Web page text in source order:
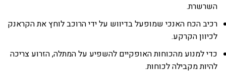
השרשרת.
רכיב הכח האנכי שמופעל בדיווש על ידי הרוכב לוחץ את הקראנק
לכיוון הקרקע.
כדי למנוע מהכוחות האופקיים להשפיע על המתלה, הזרוע צריכה
להיות מקבילה לכוחות.